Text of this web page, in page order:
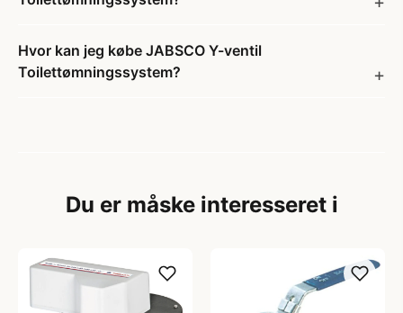
Hvor kan jeg købe JABSCO Y-ventil
Toilettømningssystem?
Du er måske interesseret i